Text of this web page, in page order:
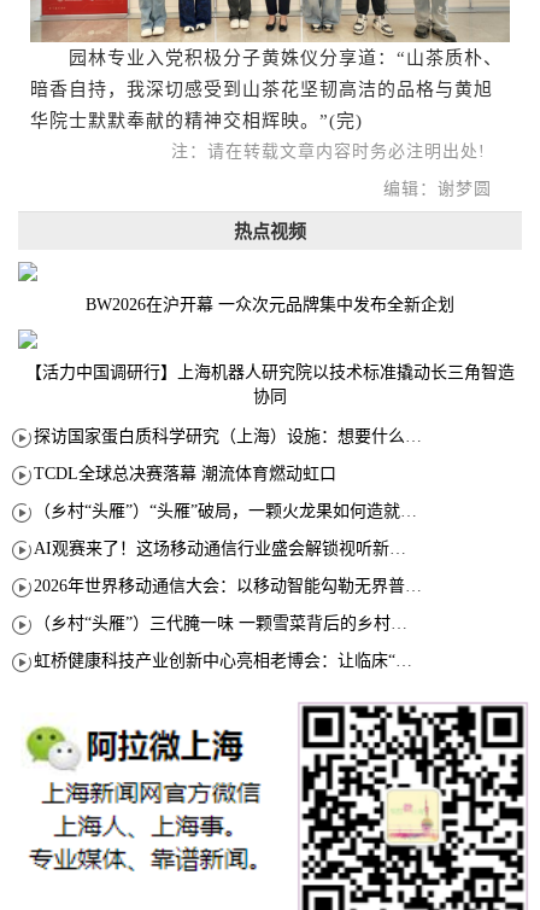
园林专业入党积极分子黄姝仪分享道：“山茶质朴、
暗香自持，我深切感受到山茶花坚韧高洁的品格与黄旭
华院士默默奉献的精神交相辉映。”(完)
注：请在转载文章内容时务必注明出处!
编辑：谢梦圆
热点视频
BW2026在沪开幕 一众次元品牌集中发布全新企划
【活力中国调研行】上海机器人研究院以技术标准撬动长三角智造
协同
TCDL全球总决赛落幕 潮流体育燃动虹口